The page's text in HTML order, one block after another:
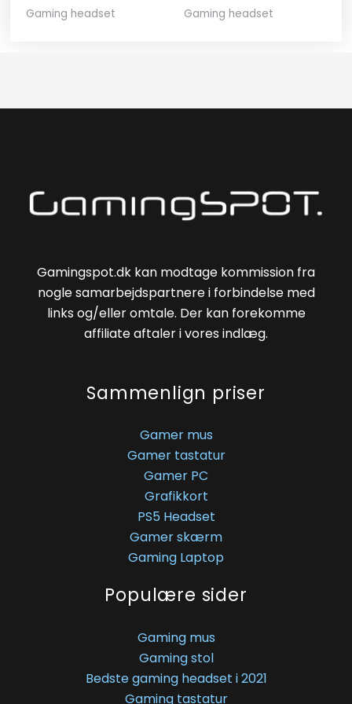
Gaming headset Gaming headset
Gamingspot.dk kan modtage kommission fra
nogle samarbejdspartnere i forbindelse med
links og/eller omtale. Der kan forekomme
affiliate aftaler i vores indlæg.
Sammenlign priser
Gamer mus
Gamer tastatur
Gamer PC
Grafikkort
PS5 Headset
Gamer skærm
Gaming Laptop
Populære sider
Gaming mus
Gaming stol
Bedste gaming headset i 2021
Gaming tastatur